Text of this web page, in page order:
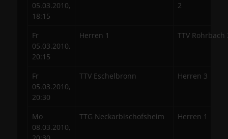
05.03.2010,
18:15
2
Fr
05.03.2010,
20:15
Herren 1 TTV Rohrbach
Fr
05.03.2010,
20:30
TTV Eschelbronn Herren 3
Mo
08.03.2010,
TTG Neckarbischofsheim Herren 1